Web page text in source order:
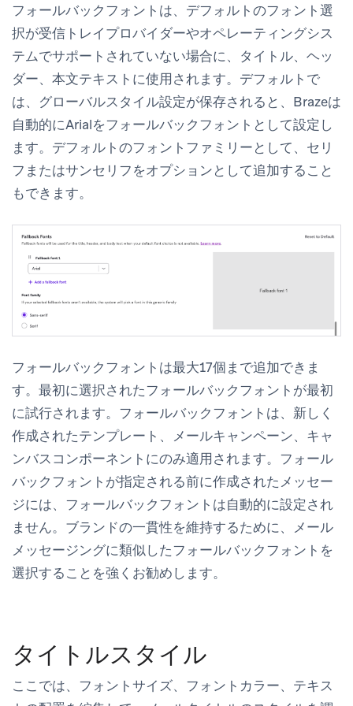
フォールバックフォントは、デフォルトのフォント選
択が受信トレイプロバイダーやオペレーティングシス
テムでサポートされていない場合に、タイトル、ヘッ
ダー、本文テキストに使用されます。デフォルトで
は、グローバルスタイル設定が保存されると、Brazeは
自動的にArialをフォールバックフォントとして設定し
ます。デフォルトのフォントファミリーとして、セリ
フまたはサンセリフをオプションとして追加すること
もできます。
フォールバックフォントは最大17個まで追加できま
す。最初に選択されたフォールバックフォントが最初
に試行されます。フォールバックフォントは、新しく
作成されたテンプレート、メールキャンペーン、キャ
ンバスコンポーネントにのみ適用されます。フォール
バックフォントが指定される前に作成されたメッセー
ジには、フォールバックフォントは自動的に設定され
ません。ブランドの一貫性を維持するために、メール
メッセージングに類似したフォールバックフォントを
選択することを強くお勧めします。
タイトルスタイル
ここでは、フォントサイズ、フォントカラー、テキス